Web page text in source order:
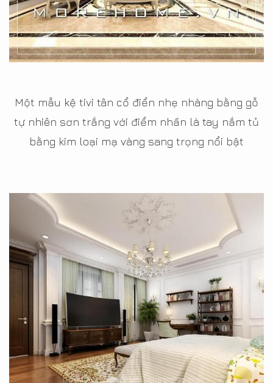
Một mẫu kệ tivi tân cổ điển nhẹ nhàng bằng gỗ
tự nhiên sơn trắng với điểm nhấn là tay nắm tủ
bằng kim loại mạ vàng sang trọng nổi bật